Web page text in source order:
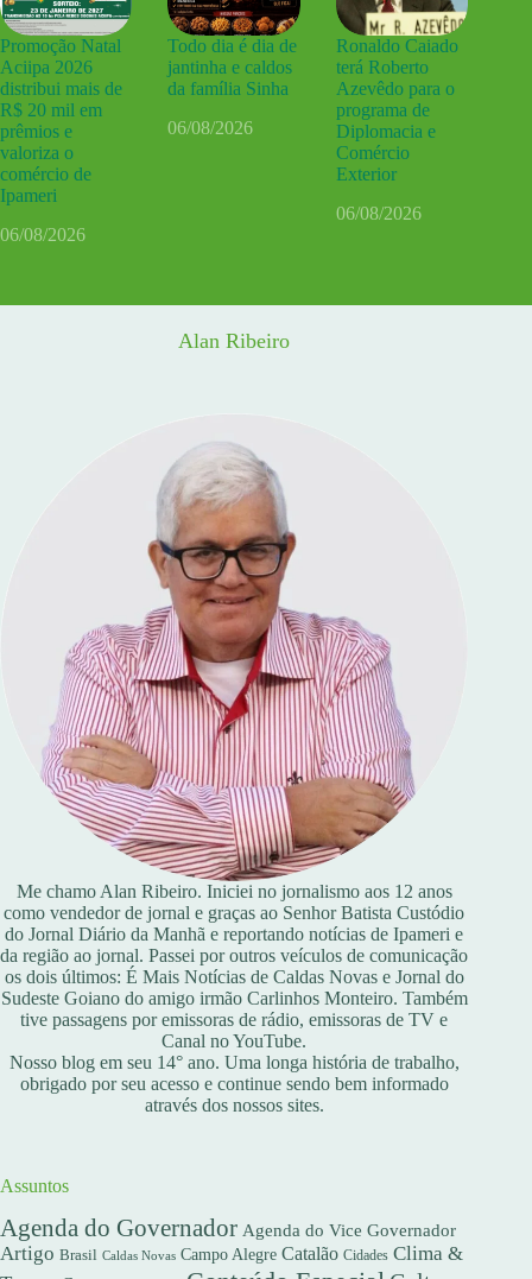
Promoção Natal
Aciipa 2026
distribui mais de
R$ 20 mil em
prêmios e
valoriza o
comércio de
Ipameri
06/08/2026
Todo dia é dia de
jantinha e caldos
da família Sinha
06/08/2026
Ronaldo Caiado
terá Roberto
Azevêdo para o
programa de
Diplomacia e
Comércio
Exterior
06/08/2026
Alan Ribeiro
Me chamo Alan Ribeiro. Iniciei no jornalismo aos 12 anos
como vendedor de jornal e graças ao Senhor Batista Custódio
do Jornal Diário da Manhã e reportando notícias de Ipameri e
da região ao jornal. Passei por outros veículos de comunicação
os dois últimos: É Mais Notícias de Caldas Novas e Jornal do
Sudeste Goiano do amigo irmão Carlinhos Monteiro. Também
tive passagens por emissoras de rádio, emissoras de TV e
Canal no YouTube.
Nosso blog em seu 14° ano. Uma longa história de trabalho,
obrigado por seu acesso e continue sendo bem informado
através dos nossos sites.
Assuntos
Agenda do Governador Agenda do Vice Governador
Artigo Brasil Caldas Novas Campo Alegre Catalão Cidades Clima &